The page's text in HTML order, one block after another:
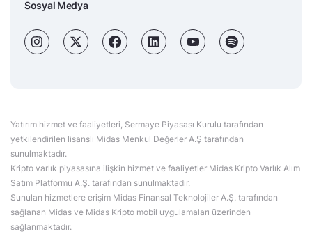
Sosyal Medya
Yatırım hizmet ve faaliyetleri, Sermaye Piyasası Kurulu tarafından
yetkilendirilen lisanslı Midas Menkul Değerler A.Ş tarafından
sunulmaktadır.
Kripto varlık piyasasına ilişkin hizmet ve faaliyetler Midas Kripto Varlık Alım
Satım Platformu A.Ş. tarafından sunulmaktadır.
Sunulan hizmetlere erişim Midas Finansal Teknolojiler A.Ş. tarafından
sağlanan Midas ve Midas Kripto mobil uygulamaları üzerinden
sağlanmaktadır.